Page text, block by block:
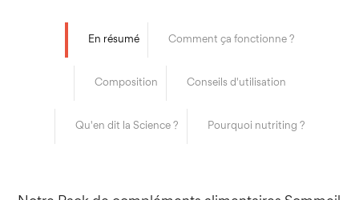
En résumé Comment ça fonctionne ?
Composition Conseils d'utilisation
Qu'en dit la Science ? Pourquoi nutriting ?